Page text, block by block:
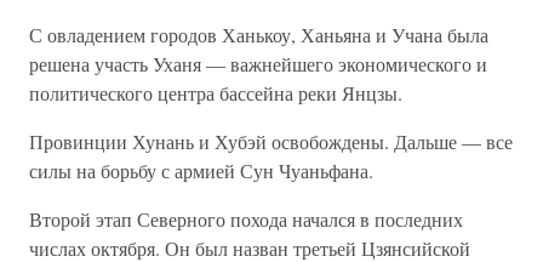
С овладением городов Ханькоу, Ханьяна и Учана была
решена участь Уханя — важнейшего экономического и
политического центра бассейна реки Янцзы.
Провинции Хунань и Хубэй освобождены. Дальше — все
силы на борьбу с армией Сун Чуаньфана.
Второй этап Северного похода начался в последних
числах октября. Он был назван третьей Цзянсийской